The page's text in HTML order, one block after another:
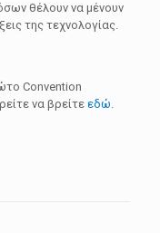
θέλουν να μένουν
της τεχνολογίας.
Convention
να βρείτε εδώ.